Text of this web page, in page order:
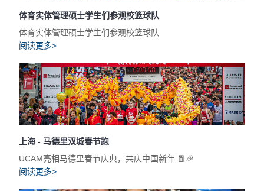
体育实体管理硕士学生们参观校篮球队
体育实体管理硕士学生们参观校篮球队
阅读更多>
上海 - 马德里双城春节跑
UCAM亮相马德里春节庆典，共庆中国新年 🧧🎉
阅读更多>